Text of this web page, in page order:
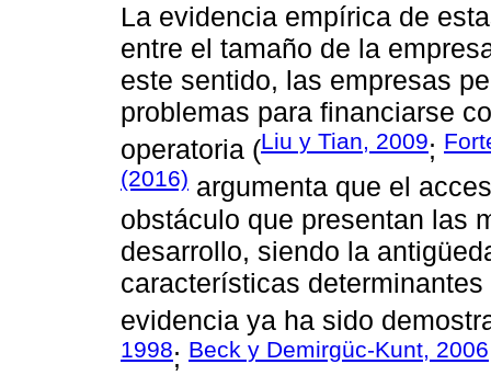
La evidencia empírica de
entre el tamaño de la
este sentido, las empresas
problemas para financiarse
operatoria (Liu y Tian, 2009;
(2016) argumenta que el
obstáculo que presentan las
desarrollo, siendo la
características
evidencia ya ha sido
1998; Beck y Demirgüc-Kunt, 2006